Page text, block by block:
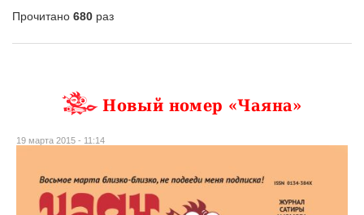
Прочитано 680 раз
Новый номер «Чаяна»
19 марта 2015 - 11:14